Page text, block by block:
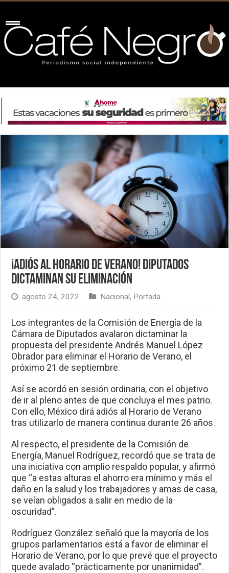
¡Adiós al horario de verano! Diputados
dictaminan su eliminación
agosto 24, 2022 Nacional, Portada
Los integrantes de la Comisión de Energía de la
Cámara de Diputados avalaron dictaminar la
propuesta del presidente Andrés Manuel López
Obrador para eliminar el Horario de Verano, el
próximo 21 de septiembre.
Así se acordó en sesión ordinaria, con el objetivo
de ir al pleno antes de que concluya el mes patrio.
Con ello, México dirá adiós al Horario de Verano
tras utilizarlo de manera continua durante 26 años.
Al respecto, el presidente de la Comisión de
Energía, Manuel Rodríguez, recordó que se trata de
una iniciativa con amplio respaldo popular, y afirmó
que “a estas alturas el ahorro era mínimo y más el
daño en la salud y los trabajadores y amas de casa,
se veían obligados a salir en medio de la
oscuridad”.
Rodríguez González señaló que la mayoría de los
grupos parlamentarios está a favor de eliminar el
Horario de Verano, por lo que prevé que el proyecto
quede avalado “prácticamente por unanimidad”.